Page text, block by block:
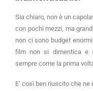
Sia chiaro, non è un
con pochi mezzi, ma
non ci sono budget
film non si dimentica e
sempre come la prima
E’ così ben riuscito che